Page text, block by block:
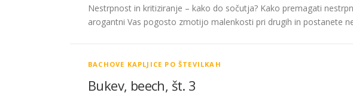
Nestrpnost in kritiziranje – kako do sočutja? Kako premagati
arogantni Vas pogosto zmotijo malenkosti pri drugih in postanete
BACHOVE KAPLJICE PO ŠTEVILKAH
Bukev, beech, št. 3